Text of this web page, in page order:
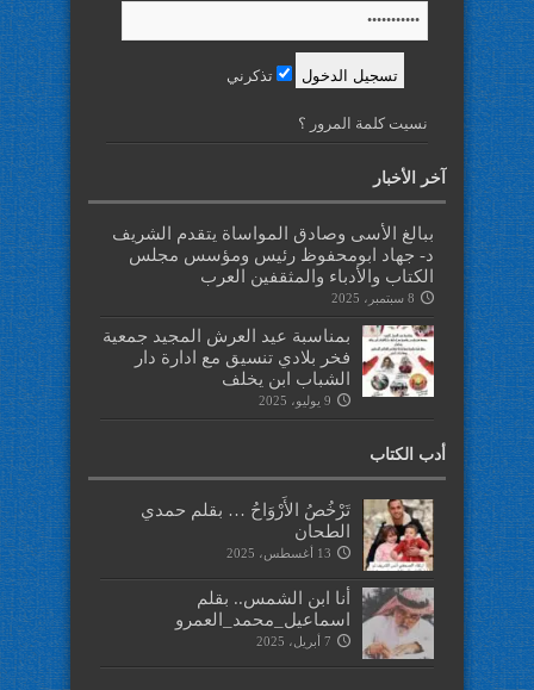
تذكرني
نسيت كلمة المرور ؟
آخر الأخبار
ببالغ الأسى وصادق المواساة يتقدم الشريف
د- جهاد ابومحفوظ رئيس ومؤسس مجلس
الكتاب والأدباء والمثقفين العرب
8 سبتمبر، 2025
بمناسبة عيد العرش المجيد جمعية
فخر بلادي تنسيق مع ادارة دار
الشباب ابن يخلف
9 يوليو، 2025
أدب الكتاب
تَرْخُصُ الأَرْوَاحُ … بقلم حمدي
الطحان
13 أغسطس، 2025
أنا ابن الشمس.. بقلم
اسماعيل_محمد_العمرو
7 أبريل، 2025